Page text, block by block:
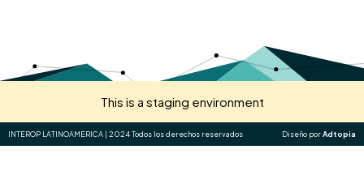
This is a staging environment
INTEROP LATINOAMERICA | 2024 Todos los derechos reservados Diseño porAdtopia